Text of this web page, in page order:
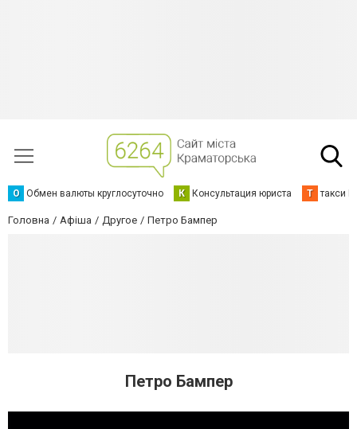
О Обмен валюты круглосуточно К Консультация юриста Т такси
Головна Афіша Другое Петро Бампер
Петро Бампер